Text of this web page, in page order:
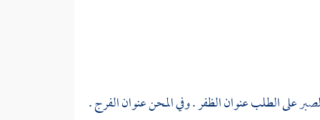
على الطلب عنوان الظفر . وفي المحن عنوان الفرج .